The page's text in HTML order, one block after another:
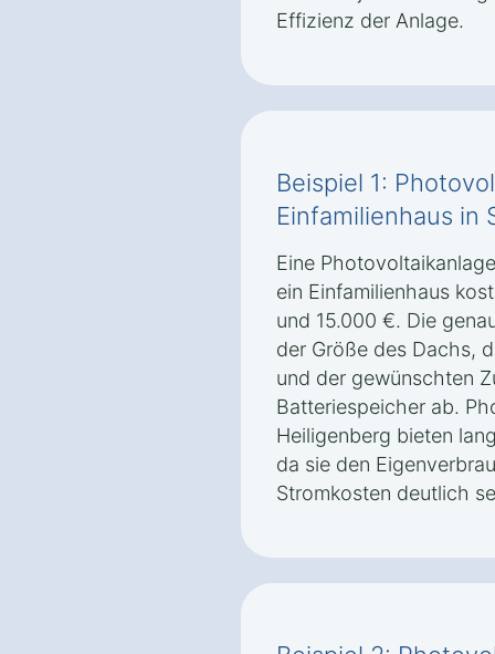
Effizienz der Anlage.
Beispiel 1:
Einfamilienhaus in
Eine
ein Einfamilienhaus
und 15.000 €. Die
der Größe des Dachs,
und der gewünschten
Batteriespeicher ab.
Heiligenberg bieten
da sie den
Stromkosten deutlich